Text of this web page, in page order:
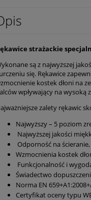
strażackie
są z najwyższej
się. Rękawice
kostek dłoni na
wpływający na wysoką
zalety rękawic
Najwyższy – 5 poziom
Najwyższej jakości
Odporność na
Wzmocnienia kostek
Funkcjonalność i
Świadectwo
Norma EN
Certyfikat oceny typu